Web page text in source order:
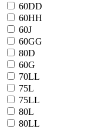
60DD
60HH
60J
60GG
80D
60G
70LL
75L
75LL
80L
80LL